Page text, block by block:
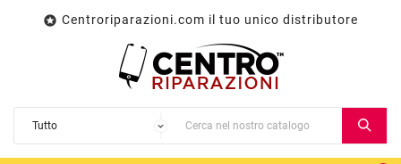
 Centroriparazioni.com il tuo unico distributore